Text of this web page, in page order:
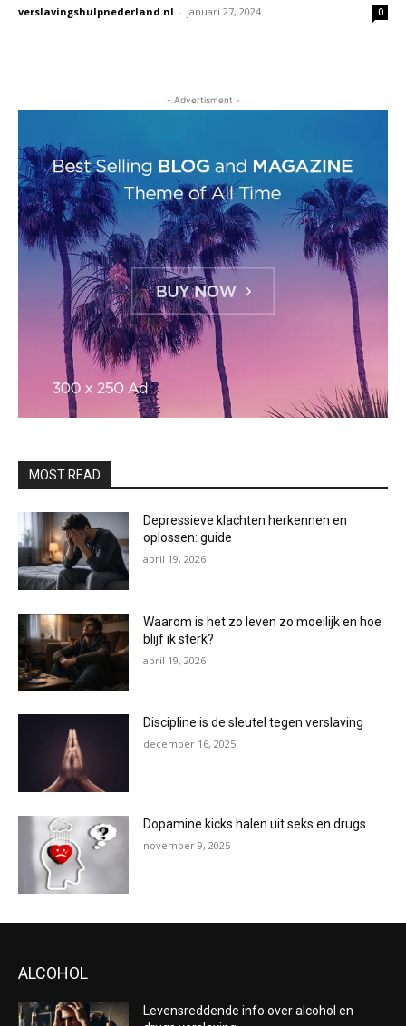
verslavingshulpnederland.nl - januari 27, 2024 0
- Advertisment -
MOST READ
Depressieve klachten herkennen en
oplossen: guide
april 19, 2026
Waarom is het zo leven zo moeilijk en hoe
blijf ik sterk?
april 19, 2026
Discipline is de sleutel tegen verslaving
december 16, 2025
Dopamine kicks halen uit seks en drugs
november 9, 2025
ALCOHOL
Levensreddende info over alcohol en